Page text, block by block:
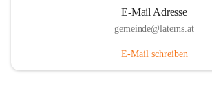
E-Mail Adresse
gemeinde@laterns.at
E-Mail schreiben